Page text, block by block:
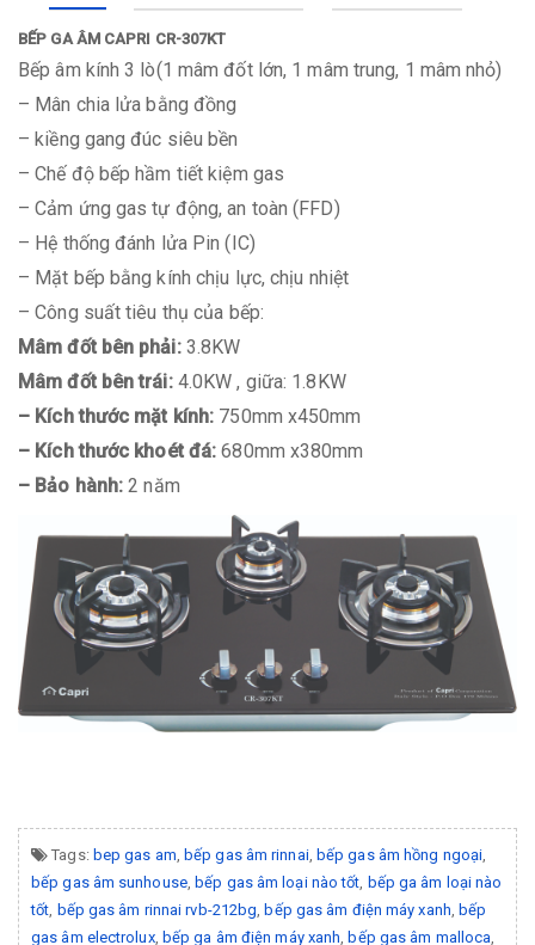
BẾP GA ÂM CAPRI CR-307KT
Bếp âm kính 3 lò(1 mâm đốt lớn, 1 mâm trung, 1 mâm nhỏ)
– Mân chia lửa bằng đồng
– kiềng gang đúc siêu bền
– Chế độ bếp hầm tiết kiệm gas
– Cảm ứng gas tự động, an toàn (FFD)
– Hệ thống đánh lửa Pin (IC)
– Mặt bếp bằng kính chịu lực, chịu nhiệt
– Công suất tiêu thụ của bếp:
Mâm đốt bên phải: 3.8KW
Mâm đốt bên trái: 4.0KW , giữa: 1.8KW
– Kích thước mặt kính: 750mm x450mm
– Kích thước khoét đá:680mm x380mm
– Bảo hành: 2 năm
Tags: bep gas am ,bếp gas âm rinnai, bếp gas âm hồng ngoại
bếp gas âm sunhouse,bếp gas âm loại nào tốt bếp ga âm loại nào
tốt bếp gas âm rinnai rvb-212bg ,bếp gas âm điện máy xanh ,bếp
gas âm electrolux, bếp ga âm điện máy xanh ,bếp gas âm malloca